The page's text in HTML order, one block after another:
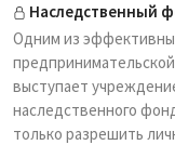
Наследственный
Одним из
выступает
наследственного
только разрешить